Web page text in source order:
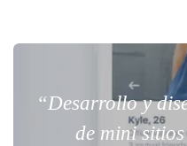
“Desarrollo y
de mini